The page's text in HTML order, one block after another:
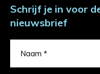
Schrijf je in voor
nieuwsbrief